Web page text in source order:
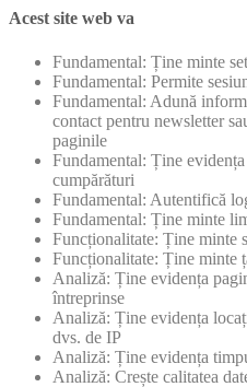
Acest site web va
Fundamental: Ține minte
Fundamental: Permite
Fundamental: Adună
contact pentru newsletter
paginile
Fundamental: Ține
cumpărături
Fundamental: Autentifică
Fundamental: Ține minte
Funcționalitate: Ține minte
Funcționalitate: Ține minte
Analiză: Ține evidența
întreprinse
Analiză: Ține evidența
dvs. de IP
Analiză: Ține evidența
Analiză: Crește calitatea